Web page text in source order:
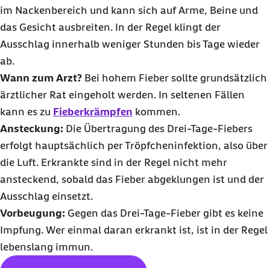
im Nackenbereich und kann sich auf Arme, Beine und
das Gesicht ausbreiten. In der Regel klingt der
Ausschlag innerhalb weniger Stunden bis Tage wieder
ab.
Wann zum Arzt? Bei hohem Fieber sollte grundsätzlich
ärztlicher Rat eingeholt werden. In seltenen Fällen
kann es zu Fieberkrämpfen kommen.
Ansteckung: Die Übertragung des Drei-Tage-Fiebers
erfolgt hauptsächlich per Tröpfcheninfektion, also über
die Luft. Erkrankte sind in der Regel nicht mehr
ansteckend, sobald das Fieber abgeklungen ist und der
Ausschlag einsetzt.
Vorbeugung: Gegen das Drei-Tage-Fieber gibt es keine
Impfung. Wer einmal daran erkrankt ist, ist in der Regel
lebenslang immun.